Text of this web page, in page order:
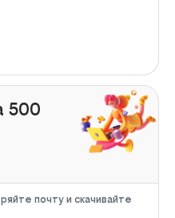
500
почту и скачивайте